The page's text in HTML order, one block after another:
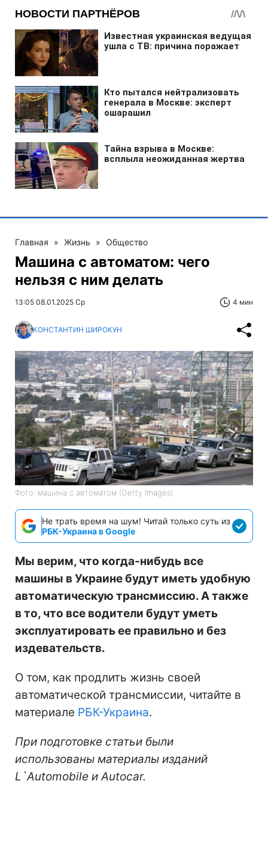
Главная » Жизнь » Общество
Машина с автоматом: чего
нельзя с ним делать
13:05 08.01.2025 Ср 4 мин
КОНСТАНТИН ШИРОКУН
Фото: машина с автоматом (Getty Images)
Не трать время на шум! Читай только суть из
РБК-Украина в Google
Мы верим, что когда-нибудь все
машины в Украине будут иметь удобную
автоматическую трансмиссию. А также
в то, что все водители будут уметь
эксплуатировать ее правильно и без
издевательств.
О том, как продлить жизнь своей
автоматической трансмиссии, читайте в
материале РБК-Украина.
При подготовке статьи были
использованы материалы изданий
L`Automobile и Autocar.